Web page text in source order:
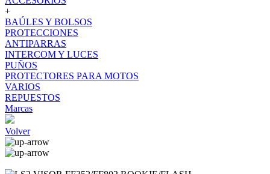
+
BAÚLES Y BOLSOS
PROTECCIONES
ANTIPARRAS
INTERCOM Y LUCES
PUÑOS
PROTECTORES PARA MOTOS
VARIOS
REPUESTOS
Marcas
Volver